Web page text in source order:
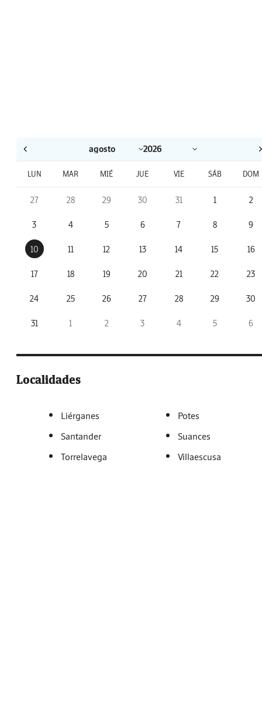
LUN MAR MIÉ JUE VIE SÁB DOM
27 28 29 30 31 1 2
3 4 5 6 7 8 9
10 11 12 13 14 15 16
17 18 19 20 21 22 23
24 25 26 27 28 29 30
31 1 2 3 4 5 6
Localidades
Liérganes
Potes
Santander
Suances
Torrelavega
Villaescusa